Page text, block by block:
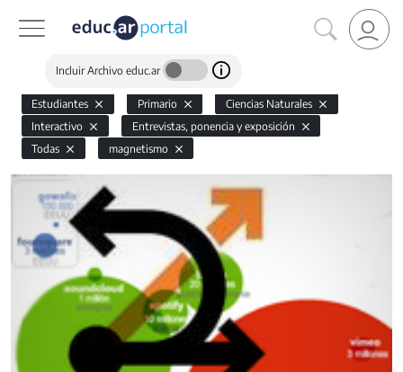
Incluir Archivo educ.ar
Estudiantes Primario
Ciencias Naturales
Interactivo
Entrevistas, ponencia y exposición
Todas
magnetismo